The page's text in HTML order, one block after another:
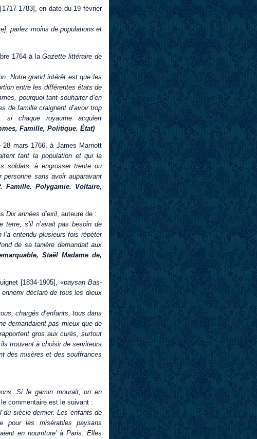
1783], en date du 19 février
parlez moins de populations et
1764 à laGazette littéraire de
Notre grand intérêt est que les
entre les différentes états de
pourquoi tant souhaiter d’en
de famille craignent d’avoir trop
si chaque royaume acquiert
Famille, Politique. État)
28 mars 1766, à James Marriott
tant la population et qui la
soldats, à engrosser trente ou
sans avoir auparavant
Famille. Polygamie. Voltaire,
Dix années d’exil, auteure de :
terre, s’il n’avait pas besoin de
entendu plusieurs fois répéter
de sa tanière demandait aux
Staël Madame de,
[1834-1905], «paysan Bas-
déclaré de tous les dieux
chargés d’enfants, tous dans
demandaient pas mieux que de
gros aux curés, surtout
trouvent à choisir de serviteurs
des misères et des souffrances
Si le gamin mourait, on en
commentaire est le suivant :
du siècle dernier. Les enfants de
pour les misérables paysans
en nourriture’ à Paris. Elles